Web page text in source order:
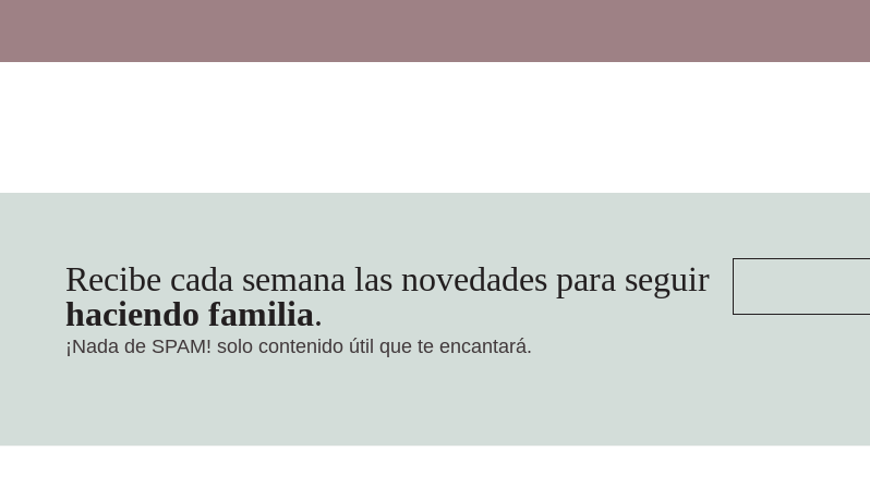
Recibe cada semana las novedades para seguir
haciendo familia.
¡Nada de SPAM! solo contenido útil que te encantará.